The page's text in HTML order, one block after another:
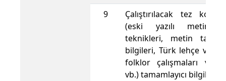
9
Çalıştırılacak tez
(eski yazılı
teknikleri, metin
bilgileri, Türk lehçe ve
folklor çalışmaları ve
vb.) tamamlayıcı bilgiler